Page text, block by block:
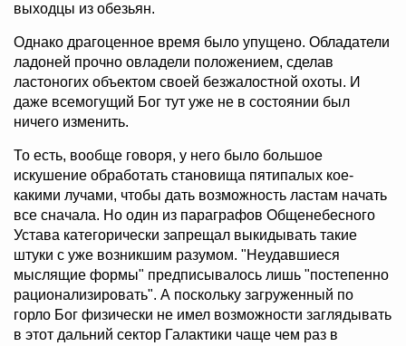
выходцы из обезьян.
Однако драгоценное время было упущено. Обладатели
ладоней прочно овладели положением, сделав
ластоногих объектом своей безжалостной охоты. И
даже всемогущий Бог тут уже не в состоянии был
ничего изменить.
То есть, вообще говоря, у него было большое
искушение обработать становища пятипалых кое-
какими лучами, чтобы дать возможность ластам начать
все сначала. Но один из параграфов Общенебесного
Устава категорически запрещал выкидывать такие
штуки с уже возникшим разумом. "Неудавшиеся
мыслящие формы" предписывалось лишь "постепенно
рационализировать". А поскольку загруженный по
горло Бог физически не имел возможности заглядывать
в этот дальний сектор Галактики чаще чем раз в